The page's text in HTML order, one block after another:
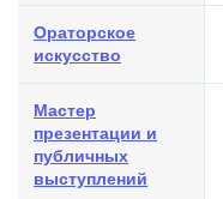
Ораторское
искусство
Мастер
презентации и
публичных
выступлений